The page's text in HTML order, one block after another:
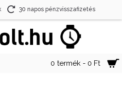
30 napos pénzvisszafizetés
0 termék - 0 Ft